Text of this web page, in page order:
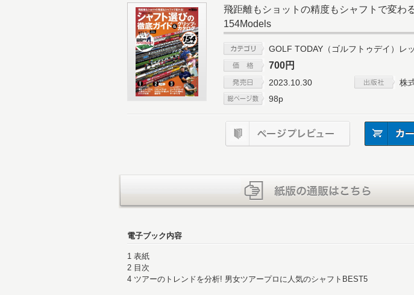
飛距離もショットの精度もシャフトで変わ
154Models
GOLF TODAY（ゴルフトゥデイ）レ
700円
2023.10.30
株
98p
電子ブック内容
1 表紙
2 目次
4 ツアーのトレンドを分析! 男女ツアープロに人気のシャフトBEST5